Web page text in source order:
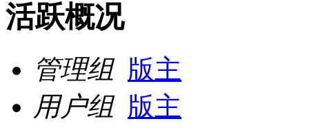
活跃概况
管理组 版主
用户组 版主